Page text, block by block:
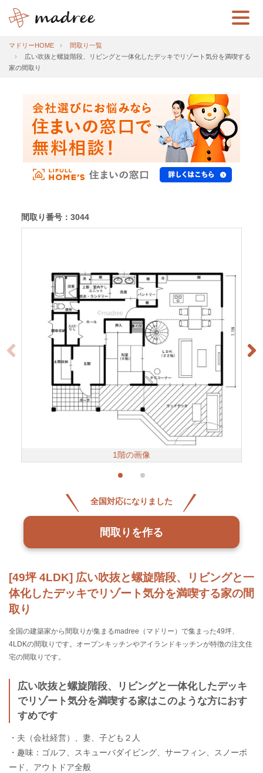
マドリーHOME
間取り一覧
広い吹抜と螺旋階段、リビングと一体化したデッキでリゾート気分を満喫する
家の間取り
[49坪 4LDK] 広い吹抜と螺旋階段、リビングと一
体化したデッキでリゾート気分を満喫する家の間
取り
全国の建築家から間取りが集まるmadree（マドリー）で集まった49坪、
4LDKの間取りです。オープンキッチンやアイランドキッチンが特徴の注文住
宅の間取りです。
広い吹抜と螺旋階段、リビングと一体化したデッキ
でリゾート気分を満喫する家はこのような方におす
すめです
・夫（会社経営）、妻、子ども２人
・趣味：ゴルフ、スキューバダイビング、サーフィン、スノーボ
ード、アウトドア全般
間取り番号：3044
1階の画像
全国対応になりました
間取りを作る